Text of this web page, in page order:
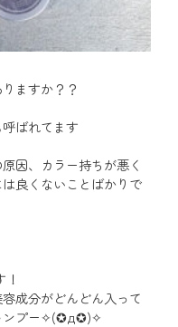
ますか？？
ばれてます
因、カラー持ちが悪く
良くないことばかりで
成分がどんどん入って
ンプー✧(✪д✪)✧